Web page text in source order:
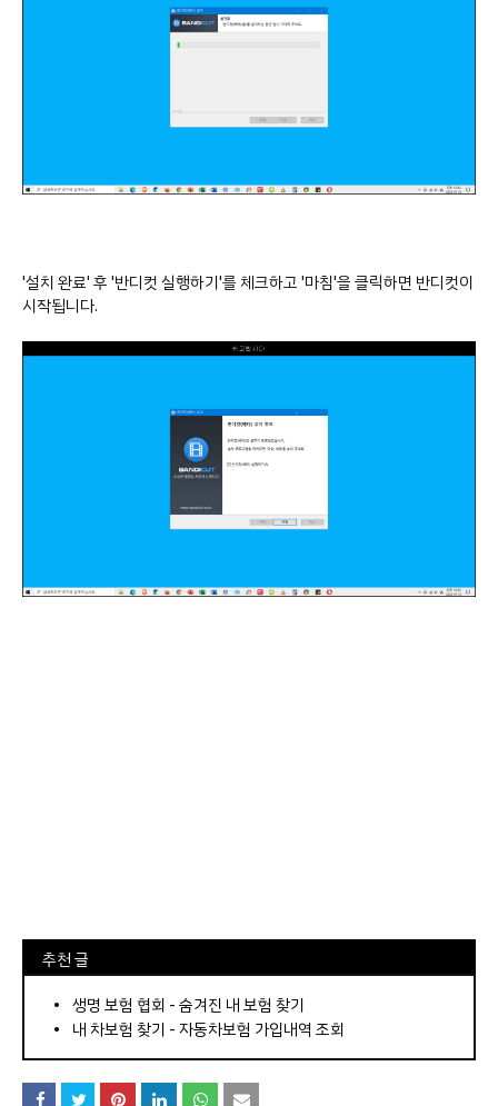
'설치 완료' 후 '반디컷 실행하기'를 체크하고 '마침'을 클릭하면 반디컷이
시작됩니다.
⠀추천 글
⠀­­­­­­­­؜؜؜؜­­­­­­­­؜؜؜؜• 생명 보험 협회 - 숨겨진 내 보험 찾기
내 차보험 찾기 - 자동차보험 가입내역 조회